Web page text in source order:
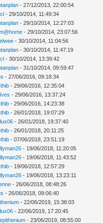
- 27/12/2013, 22:00:54
- 29/10/2014, 11:49:34
- 29/10/2014, 12:27:03
- 29/10/2014, 23:07:56
- 30/10/2014, 11:04:56
- 30/10/2014, 11:47:19
- 30/10/2014, 13:39:42
- 31/10/2014, 09:59:47
- 27/06/2016, 09:18:34
- 29/06/2016, 12:35:04
Ives - 29/06/2016, 13:37:24
- 29/06/2016, 14:23:38
- 26/01/2018, 19:07:29
- 26/01/2018, 19:37:40
- 26/01/2018, 20:11:25
- 07/06/2018, 23:51:19
- 19/06/2018, 11:20:05
- 19/06/2018, 11:43:52
- 19/06/2018, 12:57:29
- 19/06/2018, 13:23:11
- 26/06/2018, 08:48:26
- 26/06/2018, 09:06:40
- 22/06/2019, 15:38:03
- 22/06/2019, 17:20:45
epithenium - 23/06/2019, 08:55:00